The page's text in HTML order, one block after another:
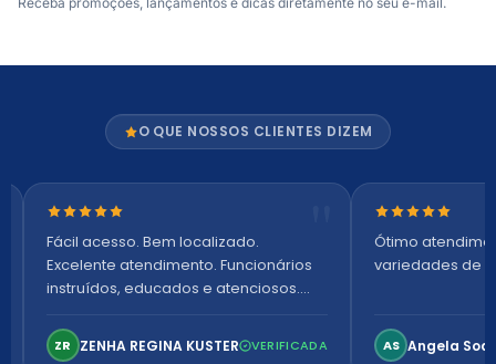
O QUE NOSSOS CLIENTES DIZEM
Nota 5 de 5 estrelas
Fácil acesso. Bem localizado.
Excelente atendimento. Funcionários
instruídos, educados e atenciosos.
confortável. Perfeito!
ZR ZENHA REGINA KUSTER VERIFICADA
Nota 5 de 5
Ótimo
variedades de
AS Angela